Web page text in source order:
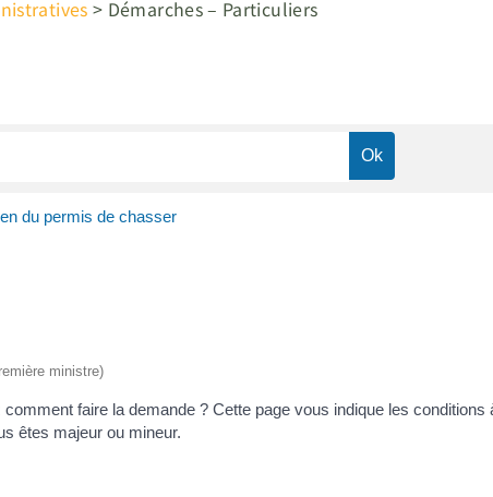
> Démarches – Particuliers
du permis de chasser
ministre)
faire la demande ? Cette page vous indique les
êtes majeur ou mineur.